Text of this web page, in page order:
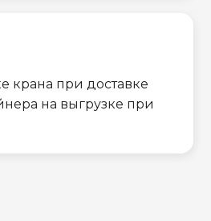
крана при доставке
на выгрузке при